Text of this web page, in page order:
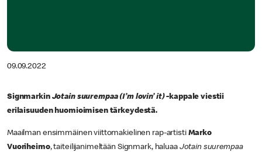
09.09.2022
Signmarkin Jotain suurempaa (I’m lovin’ it)-kappale viestii
erilaisuuden huomioimisen tärkeydestä.
Maailman ensimmäinen viittomakielinen rap-artisti Marko
Vuoriheimo, taiteilijanimeltään Signmark, haluaa Jotain suurempaa